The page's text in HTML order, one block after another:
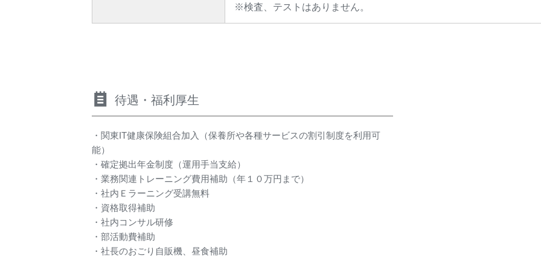
※検査、テストはありません。
待遇・福利厚生
・関東IT健康保険組合加入（保養所や各種サービスの割引制度を利用可
能）
・確定拠出年金制度（運用手当支給）
・業務関連トレーニング費用補助（年１０万円まで）
・社内Ｅラーニング受講無料
・資格取得補助
・社内コンサル研修
・部活動費補助
・社長のおごり自販機、昼食補助